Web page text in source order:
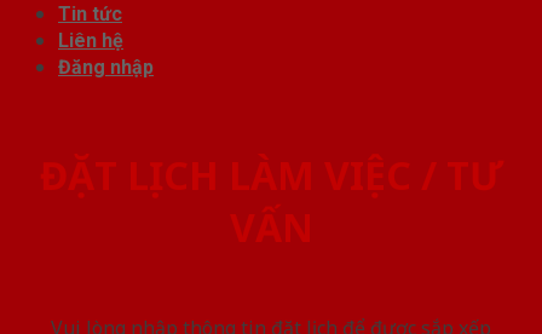
Tin tức
Liên hệ
Đăng nhập
ĐẶT LỊCH LÀM VIỆC / TƯ
VẤN
Vui lòng nhập thông tin đặt lịch để được sắp xếp